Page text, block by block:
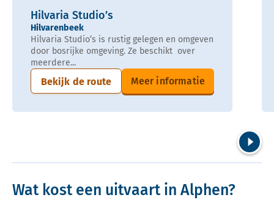
Hilvaria Studio’s
Hilvarenbeek
Hilvaria Studio’s is rustig gelegen en omgeven
door bosrijke omgeving. Ze beschikt over
meerdere...
Bekijk de route Meer informatie
Wat kost een uitvaart in Alphen?